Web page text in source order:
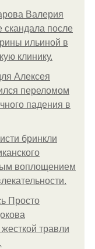
Валерия
скандала после
ильиной в
клинику.
Алексея
переломом
падения в
бринкли
воплощением
Просто
травли